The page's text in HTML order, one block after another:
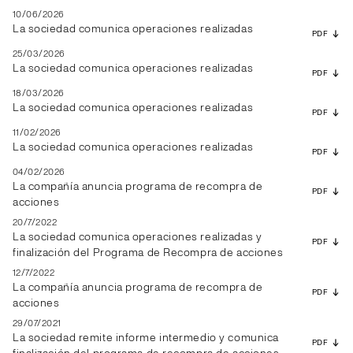
10/06/2026
La sociedad comunica operaciones realizadas PDF
25/03/2026
La sociedad comunica operaciones realizadas PDF
18/03/2026
La sociedad comunica operaciones realizadas PDF
11/02/2026
La sociedad comunica operaciones realizadas PDF
04/02/2026
La compañía anuncia programa de recompra de
acciones
PDF
20/7/2022
La sociedad comunica operaciones realizadas y
finalización del Programa de Recompra de acciones
PDF
12/7/2022
La compañía anuncia programa de recompra de
acciones
PDF
29/07/2021
La sociedad remite informe intermedio y comunica
PDF